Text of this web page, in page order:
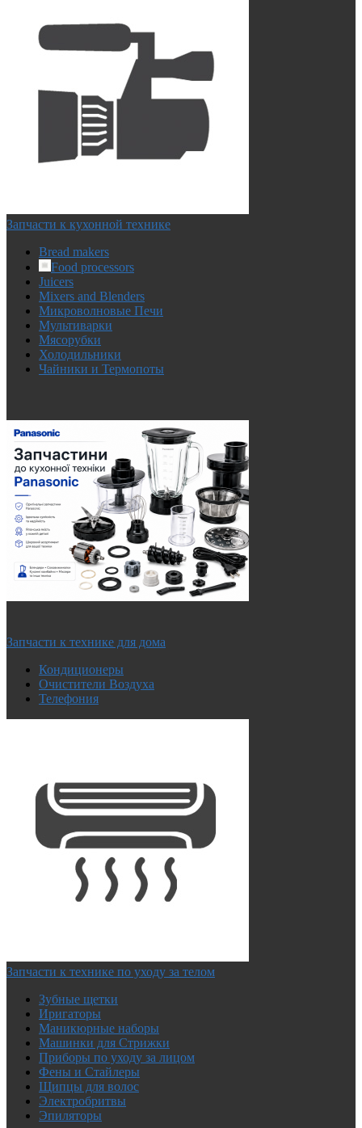
Запчасти к кухонной технике
Bread makers
Food processors
Juicers
Mixers and Blenders
Микроволновые Печи
Мультиварки
Мясорубки
Холодильники
Чайники и Термопоты
Запчасти к технике для дома
Кондиционеры
Очистители Воздуха
Телефония
Запчасти к технике по уходу за телом
Зубные щетки
Иригаторы
Маникюрные наборы
Машинки для Стрижки
Приборы по уходу за лицом
Фены и Стайлеры
Щипцы для волос
Электробритвы
Эпиляторы